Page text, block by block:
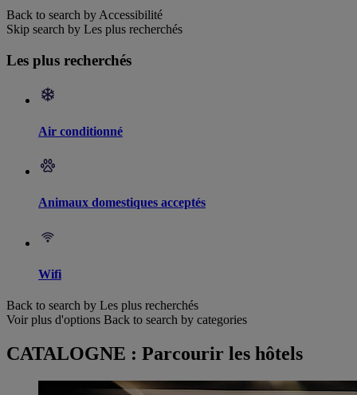
Back to search by Accessibilité
Skip search by Les plus recherchés
Les plus recherchés
Air conditionné
Animaux domestiques acceptés
Wifi
Back to search by Les plus recherchés
Voir plus d'options Back to search by categories
CATALOGNE : Parcourir les hôtels